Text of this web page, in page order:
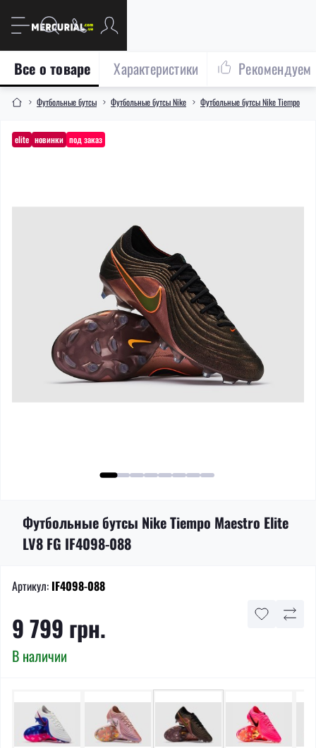
Футбольные бутсы Футбольные бутсы Nike Футбольные бутсы Nike Tiempo
Все о товаре Характеристики Рекомендуем
elite новинки под заказ
Футбольные бутсы Nike Tiempo Maestro Elite
LV8 FG IF4098-088
Артикул: IF4098-088
9 799 грн.
В наличии